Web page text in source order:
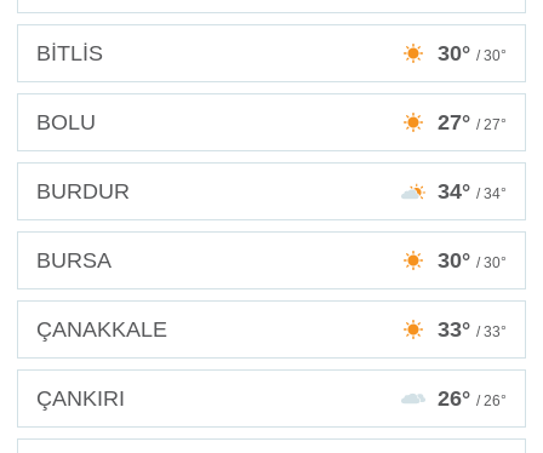
BİTLİS 30° / 30°
BOLU 27° / 27°
BURDUR 34° / 34°
BURSA 30° / 30°
ÇANAKKALE 33° / 33°
ÇANKIRI 26° / 26°